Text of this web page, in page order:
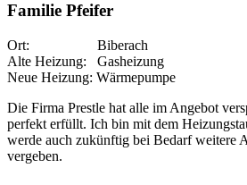
Familie Pfeifer
Ort: Biberach
Alte Heizung: Gasheizung
Neue Heizung: Wärmepumpe
Die Firma Prestle hat alle im Angebot
perfekt erfüllt. Ich bin mit dem
werde auch zukünftig bei Bedarf weitere
vergeben.